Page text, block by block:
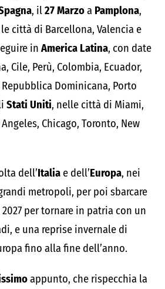
, il27 Marzoa Pamplona,
città di Barcellona, Valencia e
in America Latina, con date
Cile, Perù, Colombia, Ecuador,
Repubblica Dominicana, Porto
Stati Uniti, nelle città di Miami,
Chicago, Toronto, New
dell’Italia e dell’Europa, nei
metropoli, per poi sbarcare
per tornare in patria con un
e una reprise invernale di
fino alla fine dell’anno.
appunto, che rispecchia la